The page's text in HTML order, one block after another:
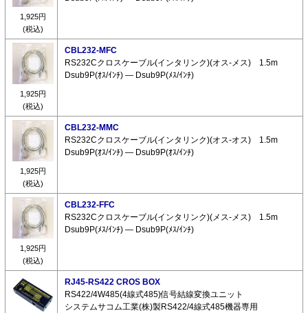
1,925円
(税込)
1,925円
(税込)
CBL232-MFC
RS232Cクロスケーブル(インタリンク)(オス-メス) 1.5m
Dsub9P(ｵｽ/ｲﾝﾁ) ― Dsub9P(ﾒｽ/ｲﾝﾁ)
1,925円
(税込)
CBL232-MMC
RS232Cクロスケーブル(インタリンク)(オス-オス) 1.5m
Dsub9P(ｵｽ/ｲﾝﾁ) ― Dsub9P(ｵｽ/ｲﾝﾁ)
1,925円
(税込)
CBL232-FFC
RS232Cクロスケーブル(インタリンク)(メス-メス) 1.5m
Dsub9P(ﾒｽ/ｲﾝﾁ) ― Dsub9P(ﾒｽ/ｲﾝﾁ)
RJ45-RS422 CROS BOX
RS422/4W485(4線式485)信号結線変換ユニット
システムサコム工業(株)製RS422/4線式485機器専用